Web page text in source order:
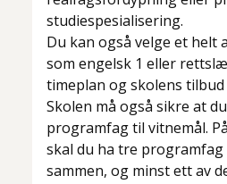
studiespesialisering.
Du kan også velge et helt
som engelsk 1 eller
timeplan og skolens
Skolen må også sikre at
programfag til vitnemål.
skal du ha tre programfag
sammen, og minst ett av